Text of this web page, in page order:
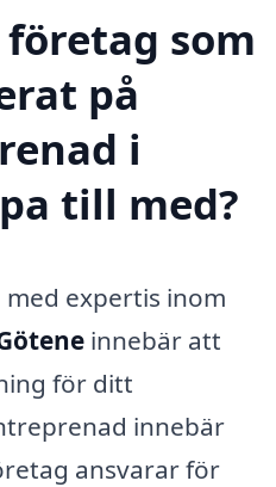
som
på
i
till med?
expertis inom
innebär att
för ditt
innebär
ansvarar för